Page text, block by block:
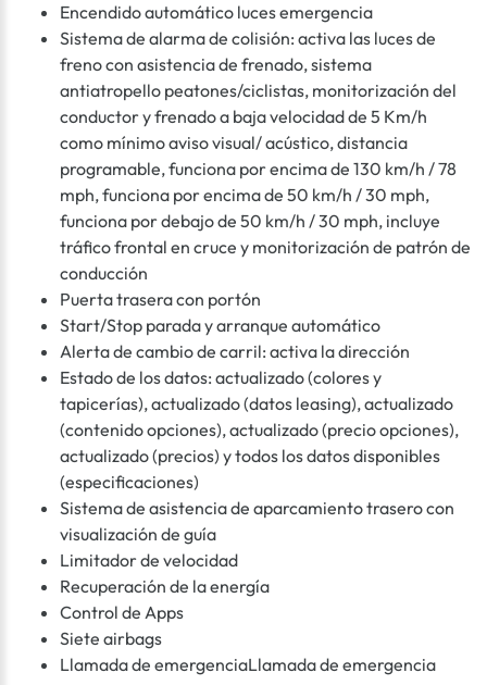
Encendido automático luces emergencia
Sistema de alarma de colisión: activa las luces de
freno con asistencia de frenado, sistema
antiatropello peatones/ciclistas, monitorización del
conductor y frenado a baja velocidad de 5 Km/h
como mínimo aviso visual/ acústico, distancia
programable, funciona por encima de 130 km/h / 78
mph, funciona por encima de 50 km/h / 30 mph,
funciona por debajo de 50 km/h / 30 mph, incluye
tráfico frontal en cruce y monitorización de patrón de
conducción
Puerta trasera con portón
Start/Stop parada y arranque automático
Alerta de cambio de carril: activa la dirección
Estado de los datos: actualizado (colores y
tapicerías), actualizado (datos leasing), actualizado
(contenido opciones), actualizado (precio opciones),
actualizado (precios) y todos los datos disponibles
(especificaciones)
Sistema de asistencia de aparcamiento trasero con
visualización de guía
Limitador de velocidad
Recuperación de la energía
Control de Apps
Siete airbags
Llamada de emergenciaLlamada de emergencia